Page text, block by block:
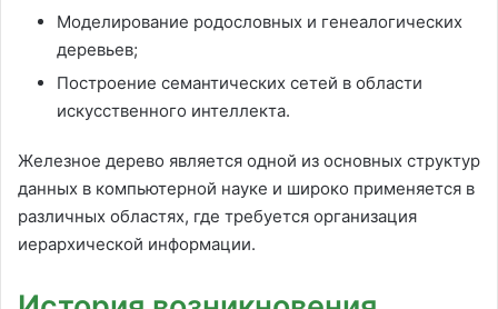
Моделирование родословных и генеалогических
деревьев;
Построение семантических сетей в области
искусственного интеллекта.
Железное дерево является одной из основных структур
данных в компьютерной науке и широко применяется в
различных областях, где требуется организация
иерархической информации.